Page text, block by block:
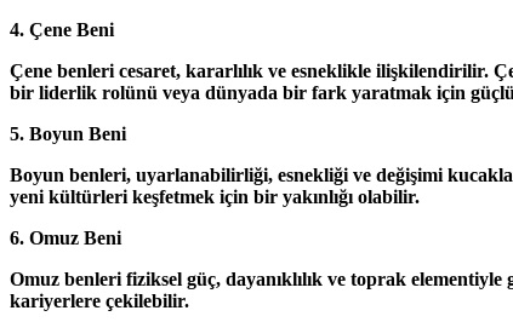
4. Çene Beni
Çene benleri cesaret, kararlılık ve esneklikle ilişkilendirilir.
bir liderlik rolünü veya dünyada bir fark yaratmak için
5. Boyun Beni
Boyun benleri, uyarlanabilirliği, esnekliği ve değişimi
yeni kültürleri keşfetmek için bir yakınlığı olabilir.
6. Omuz Beni
Omuz benleri fiziksel güç, dayanıklılık ve toprak
kariyerlere çekilebilir.